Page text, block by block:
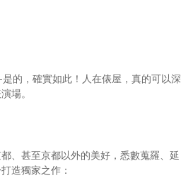
的，確實如此！人在俵屋，真的可以深
場。
、甚至京都以外的美好，悉數蒐羅、延
造獨家之作：